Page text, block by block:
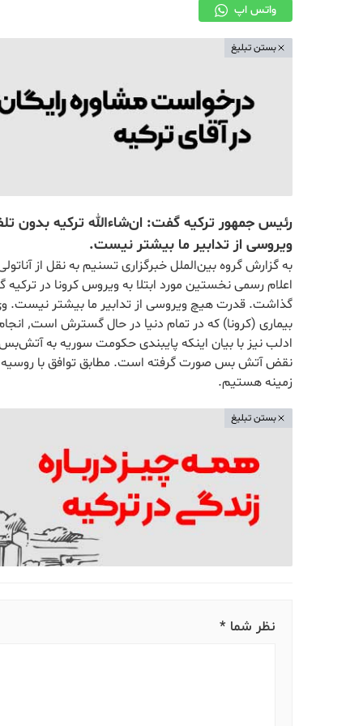
واتس اپ
بستن تبلیغ
رئیس جمهور ترکیه گفت: ان‌شاءالله ترکیه
ویروسی از تدابیر ما بیشتر نیست.
به گزارش گروه بین‌الملل خبرگزاری تسنیم به نقل از
اعلام رسمی نخستین مورد ابتلا به ویروس کرونا در
گذاشت. قدرت هیچ ویروسی از تدابیر ما بیشتر نیست. وی
ادلب نیز با بیان اینکه پایبندی حکومت سوریه به
نقض آتش بس صورت گرفته است. مطابق توافق با روسیه
زمینه هستیم.
بستن تبلیغ
نظر شما *